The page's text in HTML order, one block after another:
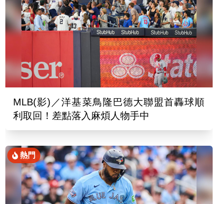
MLB(影)／洋基菜鳥隆巴德大聯盟首轟球順
利取回！差點落入麻煩人物手中
熱門